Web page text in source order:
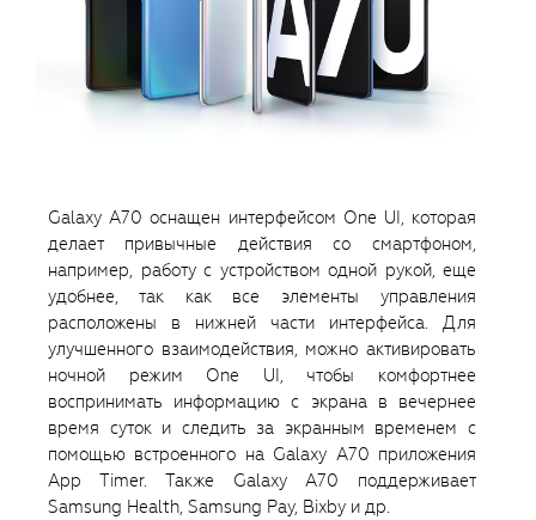
Galaxy A70 оснащен интерфейсом One UI, которая
делает привычные действия со смартфоном,
например, работу с устройством одной рукой, еще
удобнее, так как все элементы управления
расположены в нижней части интерфейса. Для
улучшенного взаимодействия, можно активировать
ночной режим One UI, чтобы комфортнее
воспринимать информацию с экрана в вечернее
время суток и следить за экранным временем с
помощью встроенного на Galaxy A70 приложения
App Timer. Также Galaxy A70 поддерживает
Samsung Health, Samsung Pay, Bixby и др.